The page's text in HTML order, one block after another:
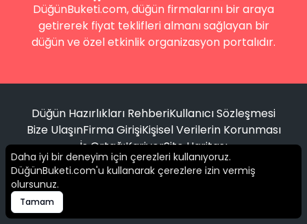
Filtrele
DüğünBuketi.com, düğün firmalarını bir araya
getirerek fiyat teklifleri almanı sağlayan bir
düğün ve özel etkinlik organizasyon portalıdır.
Düğün Hazırlıkları RehberiKullanıcı Sözleşmesi
Bize UlaşınFirma GirişiKişisel Verilerin Korunması
İş OrtağıKariyerSite Haritası
© 2016 -
Daha iyi bir deneyim için çerezleri kullanıyoruz.
DüğünBuketi.com'u kullanarak çerezlere izin vermiş
olursunuz.
Tamam